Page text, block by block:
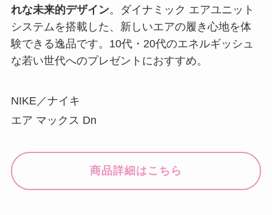
れな未来的デザイン。ダイナミック エアユニット
システムを搭載した、新しいエアの履き心地を体
験できる逸品です。10代・20代のエネルギッシュ
な若い世代へのプレゼントにおすすめ。
NIKE／ナイキ
エア マックス Dn
商品詳細はこちら